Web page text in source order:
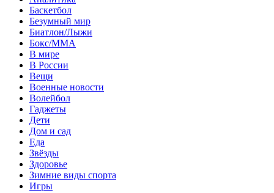
Баскетбол
Безумный мир
Биатлон/Лыжи
Бокс/MMA
В мире
В России
Вещи
Военные новости
Волейбол
Гаджеты
Дети
Дом и сад
Еда
Звёзды
Здоровье
Зимние виды спорта
Игры